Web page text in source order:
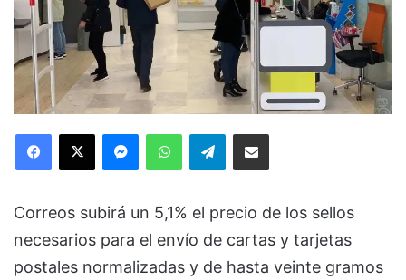
Facebook
X MessengerWhatsAppTelegramCompartir via Email
Correos subirá un 5,1% el precio de los sellos
necesarios para el envío de cartas y tarjetas
postales normalizadas y de hasta veinte gramos